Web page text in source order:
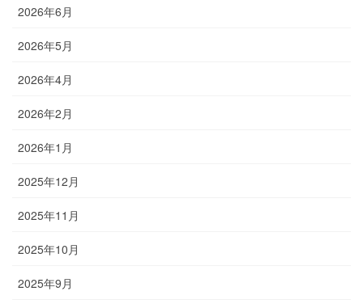
2026年6月
2026年5月
2026年4月
2026年2月
2026年1月
2025年12月
2025年11月
2025年10月
2025年9月